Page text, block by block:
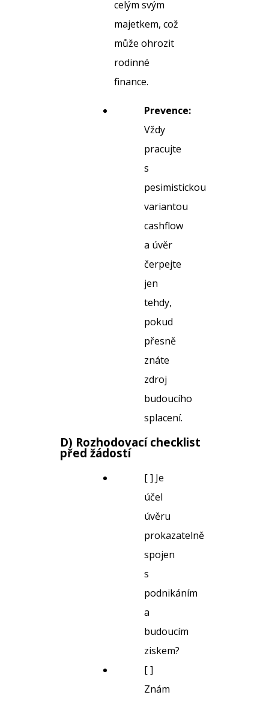
celým svým
majetkem, což
může ohrozit
rodinné
finance.
Prevence:
Vždy
pracujte
s
pesimistickou
variantou
cashflow
a úvěr
čerpejte
jen
tehdy,
pokud
přesně
znáte
zdroj
budoucího
splacení.
D) Rozhodovací checklist
před žádostí
[ ] Je
účel
úvěru
prokazatelně
spojen
s
podnikáním
a
budoucím
ziskem?
[ ]
Znám